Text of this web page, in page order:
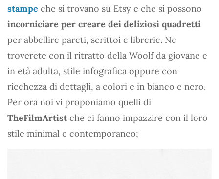
stampe che si trovano su Etsy e che si possono
incorniciare per creare dei deliziosi quadretti
per abbellire pareti, scrittoi e librerie. Ne
troverete con il ritratto della Woolf da giovane e
in età adulta, stile infografica oppure con
ricchezza di dettagli, a colori e in bianco e nero.
Per ora noi vi proponiamo quelli di
TheFilmArtistche ci fanno impazzire con il loro
stile minimal e contemporaneo;